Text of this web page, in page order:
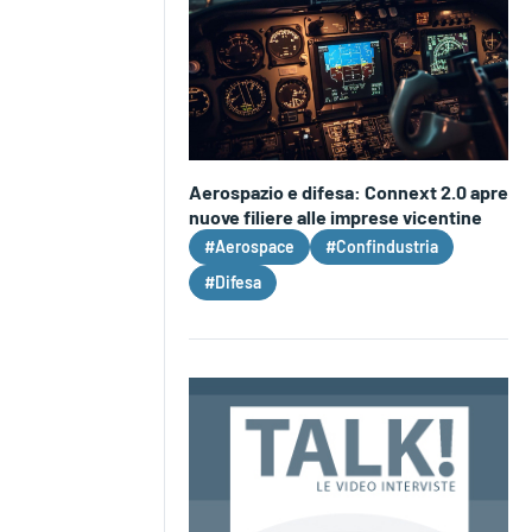
Aerospazio e difesa: Connext 2.0 apre
nuove filiere alle imprese vicentine
#Aerospace
#Confindustria
#Difesa